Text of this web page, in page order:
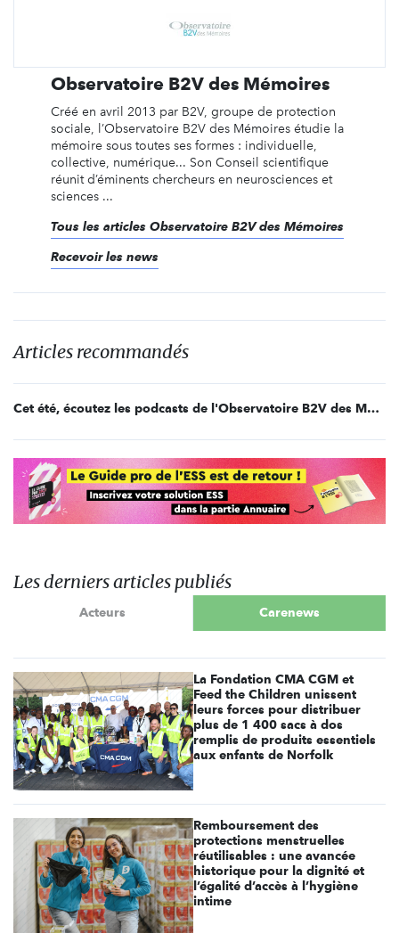
Observatoire B2V des Mémoires
Créé en avril 2013 par B2V, groupe de protection
sociale, l’Observatoire B2V des Mémoires étudie la
mémoire sous toutes ses formes : individuelle,
collective, numérique... Son Conseil scientifique
réunit d’éminents chercheurs en neurosciences et
sciences ...
Tous les articles Observatoire B2V des Mémoires
Recevoir les news
Articles recommandés
Cet été, écoutez les podcasts de l'Observatoire B2V des Mémoires
Les derniers articles publiés
Acteurs Carenews
La Fondation CMA CGM et
Feed the Children unissent
leurs forces pour distribuer
plus de 1 400 sacs à dos
remplis de produits essentiels
aux enfants de Norfolk
Remboursement des
protections menstruelles
réutilisables : une avancée
historique pour la dignité et
l’égalité d’accès à l’hygiène
intime